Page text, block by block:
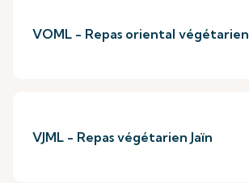
VOML - Repas oriental végétarien
VJML - Repas végétarien Jaïn